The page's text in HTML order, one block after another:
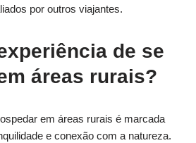
por outros viajantes.
de se
áreas rurais?
em áreas rurais é marcada
e conexão com a natureza.